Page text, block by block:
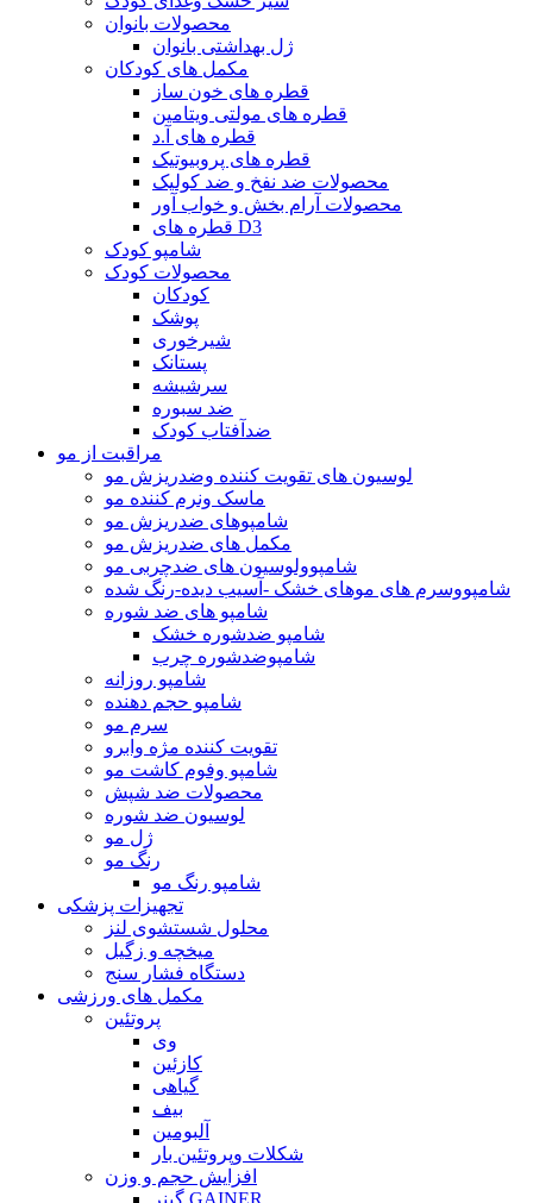
محصولات بانوان
ژل بهداشتی بانوان
مکمل های کودکان
قطره های خون ساز
قطره های مولتی ویتامین
قطره های آ.د
قطره های پروبیوتیک
محصولات ضد نفخ و ضد کولیک
محصولات آرام بخش و خواب آور
قطره های D3
شامپو کودک
محصولات کودک
کودکان
پوشک
شیرخوری
پستانک
سرشیشه
ضد سبوره
ضدآفتاب کودک
مراقبت از مو
لوسیون های تقویت کننده وضدریزش مو
ماسک ونرم کننده مو
شامپوهای ضدریزش مو
مکمل های ضدریزش مو
شامپوولوسیون های ضدچربی مو
شامپووسرم های موهای خشک -آسیب دیده-رنگ شده
شامپو های ضد شوره
شامپو ضدشوره خشک
شامپوضدشوره چرب
شامپو روزانه
شامپو حجم دهنده
سرم مو
تقویت کننده مژه وابرو
شامپو وفوم کاشت مو
محصولات ضد شپش
لوسیون ضد شوره
ژل مو
رنگ مو
شامپو رنگ مو
تجهیزات پزشکی
محلول شستشوی لنز
میخچه و زگیل
دستگاه فشار سنج
مکمل های ورزشی
پروتئین
وی
کازئین
گیاهی
بیف
آلبومین
شکلات وپروتئین بار
افزایش حجم و وزن